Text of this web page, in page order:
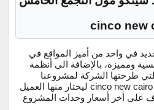
cinco new
في واحد من أميز المواقع في
ومميزة، بالإضافة الى أنظمة
طرحتها الشركة لمشروعنا
سينكو مول التجمع الخامس cinco new cairo ليختار منها العميل
على أخر أسعار وحدات المشروع